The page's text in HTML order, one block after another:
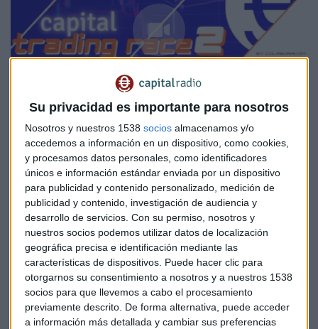
Su privacidad es importante para nosotros
Nosotros y nuestros 1538 socios almacenamos y/o
accedemos a información en un dispositivo, como cookies,
y procesamos datos personales, como identificadores
únicos e información estándar enviada por un dispositivo
para publicidad y contenido personalizado, medición de
publicidad y contenido, investigación de audiencia y
desarrollo de servicios. Con su permiso, nosotros y
nuestros socios podemos utilizar datos de localización
geográfica precisa e identificación mediante las
características de dispositivos. Puede hacer clic para
otorgarnos su consentimiento a nosotros y a nuestros 1538
socios para que llevemos a cabo el procesamiento
previamente descrito. De forma alternativa, puede acceder
a información más detallada y cambiar sus preferencias
¡ABIERTAS LAS INSCRIPCIONES!
Capital Radio y Banco BiG lanzan una nueva edición
de Capital Trading Race
Guillermo Luna